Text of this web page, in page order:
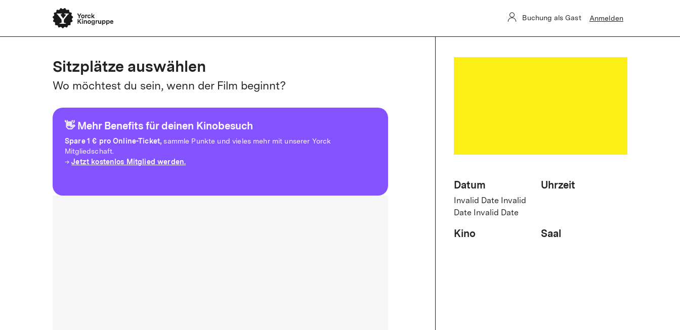
Buchung als Gast Anmelden
Sitzplätze auswählen
Wo möchtest du sein, wenn der Film beginnt?
👋 Mehr Benefits für deinen Kinobesuch
Spare1 € pro Online-Ticket, sammle Punkte und vieles mehr mit unserer Yorck
Mitgliedschaft.
→Jetzt kostenlos Mitglied werden.
Datum
Invalid Date Invalid
Date Invalid Date
Uhrzeit
Kino Saal